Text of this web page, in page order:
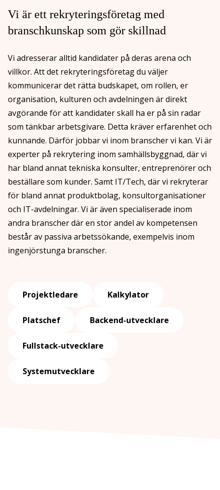
Vi är ett rekryteringsföretag med
branschkunskap som gör skillnad
Vi adresserar alltid kandidater på deras arena och
villkor. Att det rekryteringsföretag du väljer
kommunicerar det rätta budskapet, om rollen, er
organisation, kulturen och avdelningen är direkt
avgörande för att kandidater skall ha er på sin radar
som tänkbar arbetsgivare. Detta kräver erfarenhet och
kunnande. Därför jobbar vi inom branscher vi kan. Vi är
experter på rekrytering inom samhällsbyggnad, där vi
har bland annat tekniska konsulter, entreprenörer och
beställare som kunder. Samt IT/Tech, där vi rekryterar
för bland annat produktbolag, konsultorganisationer
och IT-avdelningar. Vi är även specialiserade inom
andra branscher där en stor andel av kompetensen
består av passiva arbetssökande, exempelvis inom
ingenjörstunga branscher.
Projektledare Kalkylator
Platschef Backend-utvecklare
Fullstack-utvecklare
Systemutvecklare